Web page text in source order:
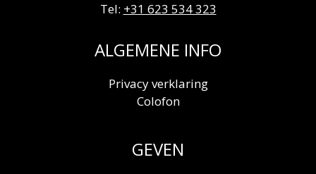
Tel: +31 623 534 323
ALGEMENE INFO
Privacy verklaring
Colofon
GEVEN